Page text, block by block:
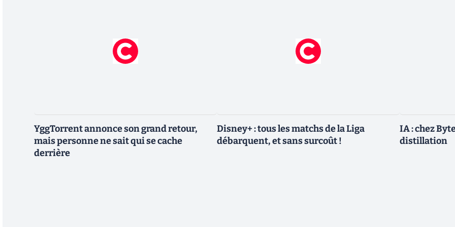
YggTorrent annonce son grand retour,
mais personne ne sait qui se cache
derrière
Disney+ : tous les matchs de la Liga
débarquent, et sans surcoût !
IA : chez
distillation